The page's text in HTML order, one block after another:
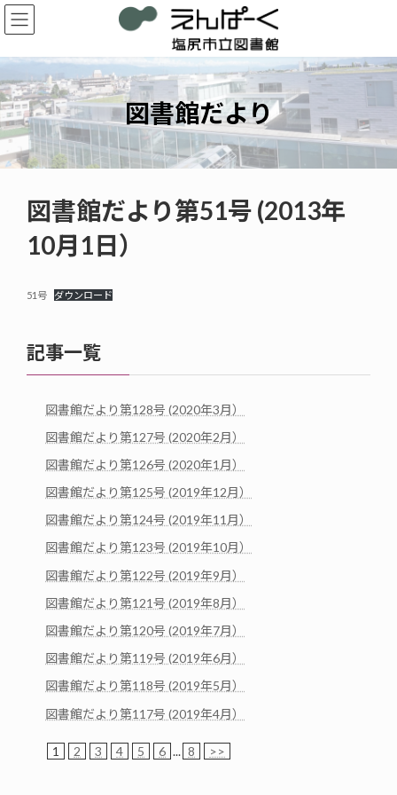
コ
ン
ン
ツ
へ
ス
キ
ッ
プ
ナ
ビ
ー
シ
ョ
ン
に
移
動
図書館だより
図書館だより第51号 (2013年
10月1日）
51号 ダウンロード
記事一覧
図書館だより第128号 (2020年3月）
図書館だより第127号 (2020年2月）
図書館だより第126号 (2020年1月）
図書館だより第125号 (2019年12月）
図書館だより第124号 (2019年11月）
図書館だより第123号 (2019年10月）
図書館だより第122号 (2019年9月）
図書館だより第121号 (2019年8月）
図書館だより第120号 (2019年7月）
図書館だより第119号 (2019年6月）
図書館だより第118号 (2019年5月）
図書館だより第117号 (2019年4月）
1 2 3 4 5 6 ... 8 >>